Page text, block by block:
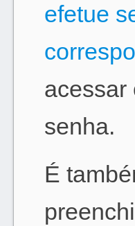
efetue
acessar
senha.
É